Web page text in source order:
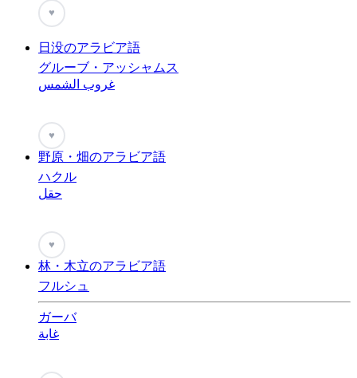
♥
日没のアラビア語
グルーブ・アッシャムス
غروب الشمس
♥
野原・畑のアラビア語
ハクル
حقل
♥
林・木立のアラビア語
フルシュ
ガーバ
غابة